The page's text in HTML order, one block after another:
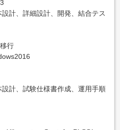
計、詳細設計、開発、結合テス
行
設計、試験仕様書作成、運用手順